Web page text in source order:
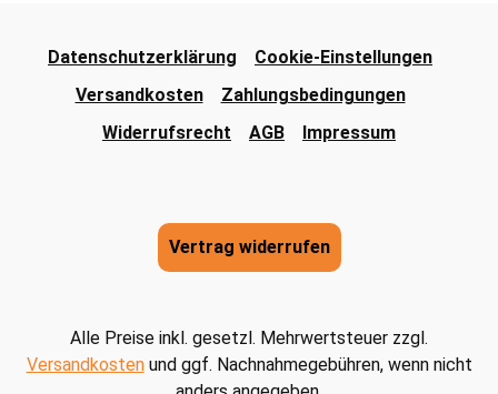
Datenschutzerklärung
Cookie-Einstellungen
Versandkosten
Zahlungsbedingungen
Widerrufsrecht
AGB Impressum
Vertrag widerrufen
Alle Preise inkl. gesetzl. Mehrwertsteuer zzgl.
Versandkostenund ggf. Nachnahmegebühren, wenn nicht